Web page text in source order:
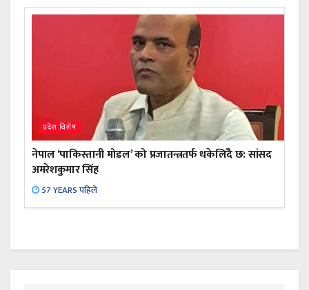
प्रदेश विशेष
नेपाल ‘पाकिस्तानी मोडल’ को प्रजातन्त्रतर्फ धकेलिँदै छ: सांसद
अमरेशकुमार सिंह
57 YEARS पहिले